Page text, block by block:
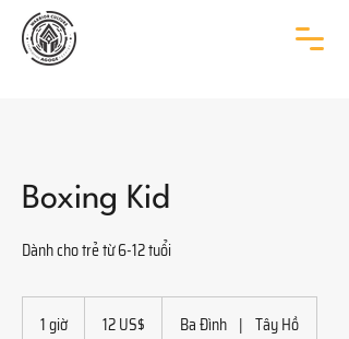
Boxing Kid
Dành cho trẻ từ 6-12 tuổi
1 giờ1
12 US$ Ba Đình | Tây Hồ